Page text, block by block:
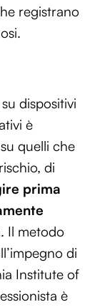
registrano
dispositivi
è
quelli che
di
prima
Il metodo
di
Institute of
è